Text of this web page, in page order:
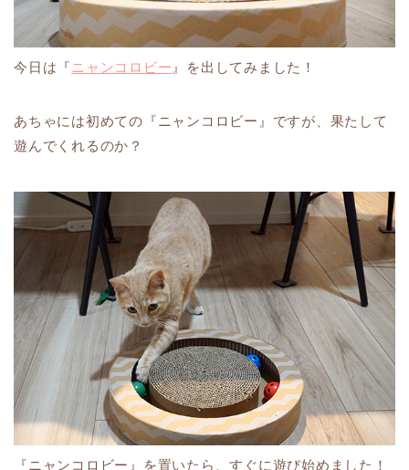
今日は『 ニャンコロビー 』を出してみました！
あちゃには初めての『ニャンコロビー』ですが、果たして
遊んでくれるのか？
『ニャンコロビー』を置いたら、すぐに遊び始めました！